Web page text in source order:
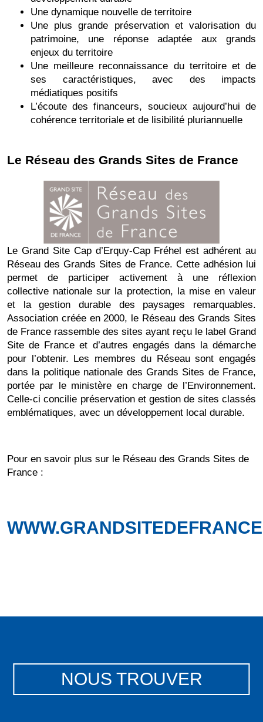
Une dynamique nouvelle de territoire
Une plus grande préservation et valorisation du
patrimoine, une réponse adaptée aux grands
enjeux du territoire
Une meilleure reconnaissance du territoire et de
ses caractéristiques, avec des impacts
médiatiques positifs
L’écoute des financeurs, soucieux aujourd’hui de
cohérence territoriale et de lisibilité pluriannuelle
Le Réseau des Grands Sites de France
Le Grand Site Cap d’Erquy-Cap Fréhel est adhérent au
Réseau des Grands Sites de France. Cette adhésion lui
permet de participer activement à une réflexion
collective nationale sur la protection, la mise en valeur
et la gestion durable des paysages remarquables.
Association créée en 2000, le Réseau des Grands Sites
de France rassemble des sites ayant reçu le label Grand
Site de France et d’autres engagés dans la démarche
pour l’obtenir. Les membres du Réseau sont engagés
dans la politique nationale des Grands Sites de France,
portée par le ministère en charge de l’Environnement.
Celle-ci concilie préservation et gestion de sites classés
emblématiques, avec un développement local durable.
Pour en savoir plus sur le Réseau des Grands Sites de
France :
NOUS TROUVER